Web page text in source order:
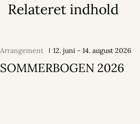
Relateret indhold
Arrangement 12. juni - 14. august 2026
SOMMERBOGEN 2026